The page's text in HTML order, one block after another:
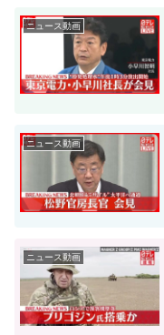
ニュース動画
ニュース動画
ニュース動画